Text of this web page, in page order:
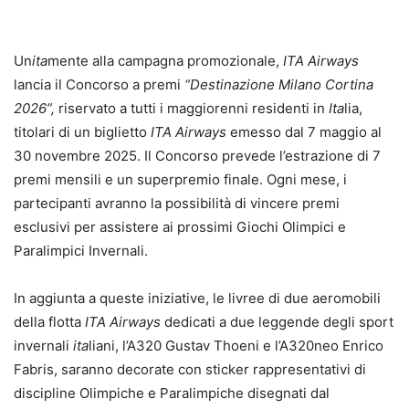
Unitamente alla campagna promozionale, ITA Airways
lancia il Concorso a premi “Destinazione Milano Cortina
2026”, riservato a tutti i maggiorenni residenti in Italia,
titolari di un biglietto ITA Airways emesso dal 7 maggio al
30 novembre 2025. Il Concorso prevede l’estrazione di 7
premi mensili e un superpremio finale. Ogni mese, i
partecipanti avranno la possibilità di vincere premi
esclusivi per assistere ai prossimi Giochi Olimpici e
Paralimpici Invernali.
In aggiunta a queste iniziative, le livree di due aeromobili
della flotta ITA Airways dedicati a due leggende degli sport
invernali italiani, l’A320 Gustav Thoeni e l’A320neo Enrico
Fabris, saranno decorate con sticker rappresentativi di
discipline Olimpiche e Paralimpiche disegnati dal